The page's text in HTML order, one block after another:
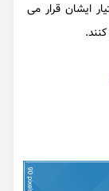
ایشان قرار می